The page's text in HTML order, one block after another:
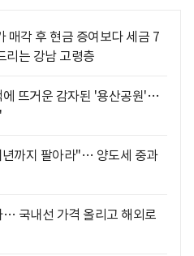
매각 후 현금 증여보다 세금 7
는 강남 고령층
에 뜨거운 감자된 '용산공원'…
년까지 팔아라"… 양도세 중과
… 국내선 가격 올리고 해외로